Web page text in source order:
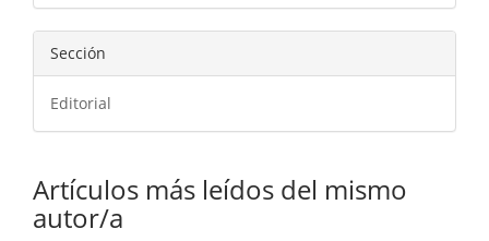
Sección
Editorial
Artículos más leídos del mismo
autor/a